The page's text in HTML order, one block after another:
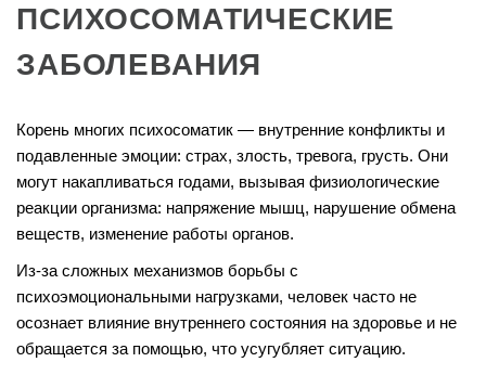
ПСИХОСОМАТИЧЕСКИЕ
ЗАБОЛЕВАНИЯ
Корень многих психосоматик — внутренние конфликты и
подавленные эмоции: страх, злость, тревога, грусть. Они
могут накапливаться годами, вызывая физиологические
реакции организма: напряжение мышц, нарушение обмена
веществ, изменение работы органов.
Из-за сложных механизмов борьбы с
психоэмоциональными нагрузками, человек часто не
осознает влияние внутреннего состояния на здоровье и не
обращается за помощью, что усугубляет ситуацию.